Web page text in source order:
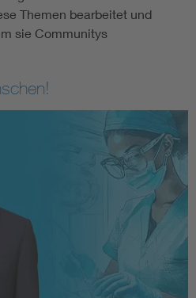
Themen bearbeitet und
sie Communitys